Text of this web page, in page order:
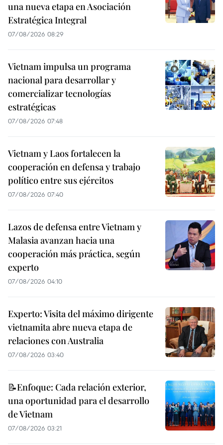
una nueva etapa en Asociación
Estratégica Integral
07/08/2026 08:29
Vietnam impulsa un programa
nacional para desarrollar y
comercializar tecnologías
estratégicas
07/08/2026 07:48
Vietnam y Laos fortalecen la
cooperación en defensa y trabajo
político entre sus ejércitos
07/08/2026 07:40
Lazos de defensa entre Vietnam y
Malasia avanzan hacia una
cooperación más práctica, según
experto
07/08/2026 04:10
Experto: Visita del máximo dirigente
vietnamita abre nueva etapa de
relaciones con Australia
07/08/2026 03:40
📝Enfoque: Cada relación exterior,
una oportunidad para el desarrollo
de Vietnam
07/08/2026 03:21